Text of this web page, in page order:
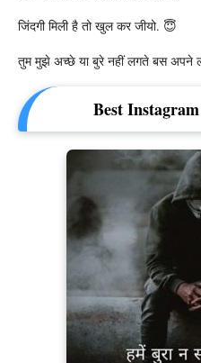
जिंदगी मिली है तो खुल कर जीयो. 😇
तुम मुझे अच्छे या बुरे नहीं लगते बस अपने
Best